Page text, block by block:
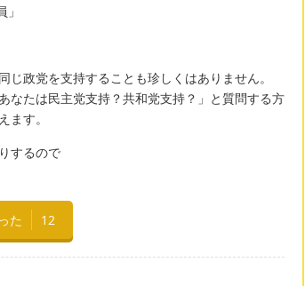
政党を支持することも珍しくはありません。
なたは民主党支持？共和党支持？」と質問する方
ます。
するので
た 12